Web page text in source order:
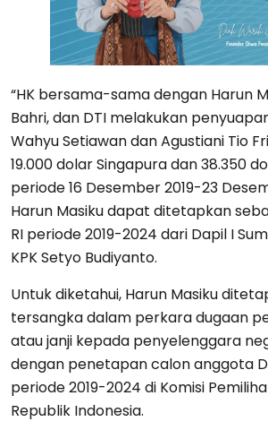
“HK bersama-sama dengan Harun
Bahri, dan DTI melakukan
Wahyu Setiawan dan Agustiani Tio
19.000 dolar Singapura dan 38.350
periode 16 Desember 2019-23
Harun Masiku dapat ditetapkan
RI periode 2019-2024 dari Dapil I
KPK Setyo Budiyanto.
Untuk diketahui, Harun Masiku
tersangka dalam perkara dugaan
atau janji kepada penyelenggara
dengan penetapan calon anggota
periode 2019-2024 di Komisi
Republik Indonesia.